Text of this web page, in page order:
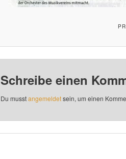
Schreibe einen
Du musstangemeldetsein, um einen